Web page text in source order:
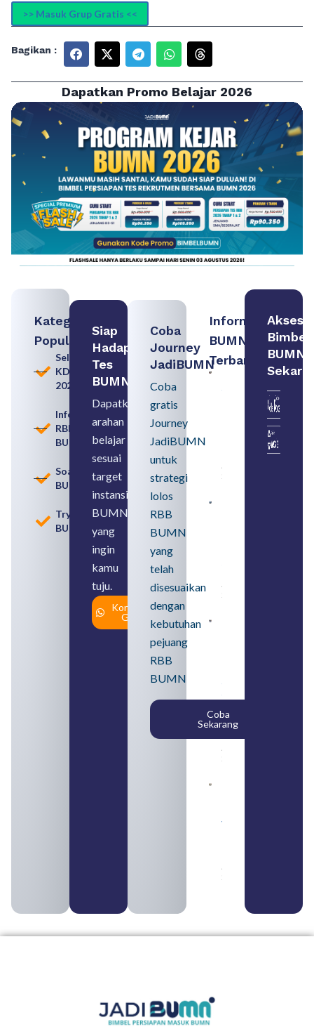
>> Masuk Grup Gratis <<
Bagikan :
Dapatkan Promo Belajar 2026
Kategori
Populer
Seleksi
KDKMP
2026
Informasi
RBB
BUMN
Soal
BUMN
Tryout
BUMN
Siap
Hadapi
Tes
BUMN
Dapatkan
arahan
belajar
sesuai
target
instansi
BUMN
yang
ingin
kamu
tuju.
Konsultasi
Gratis
Coba
Journey
JadiBUMN
Coba
gratis
Journey
JadiBUMN
untuk
strategi
lolos
RBB
BUMN
yang
telah
disesuaikan
dengan
kebutuhan
pejuang
RBB
BUMN
Coba
Sekarang
Informasi
BUMN
Terbaru:
Persiapan
Seleksi
Rekrutmen
Memahami
August 8,
2026
August 6,
2026
SMA
Syarat,
Posisi,
dan
Cara
Daftar
August 5,
2026
yang
August 4,
2026
Akses
Bimbel
BUMN